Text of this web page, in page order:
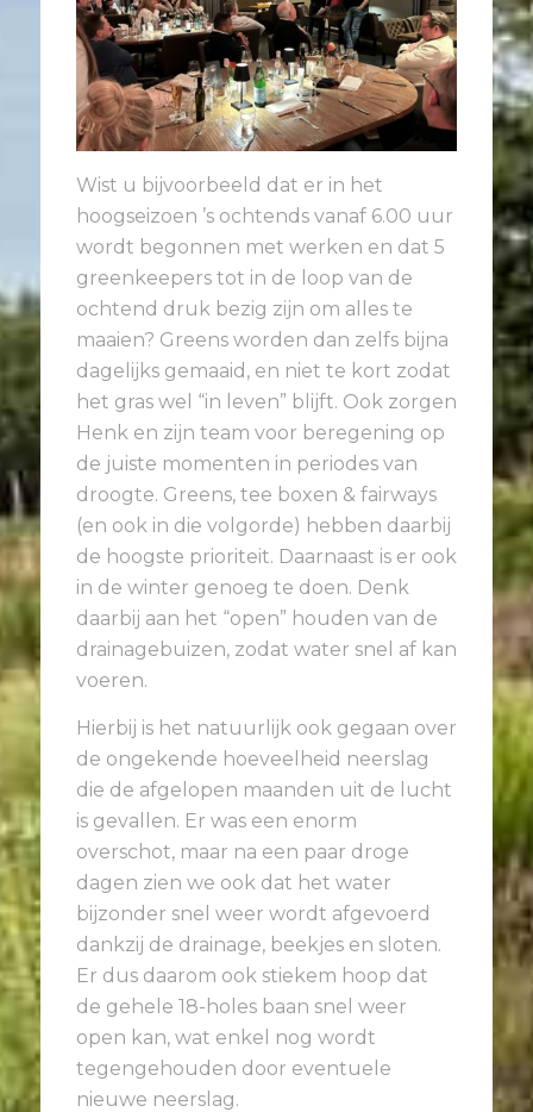
Wist u bijvoorbeeld dat er in het
hoogseizoen ’s ochtends vanaf 6.00 uur
wordt begonnen met werken en dat 5
greenkeepers tot in de loop van de
ochtend druk bezig zijn om alles te
maaien? Greens worden dan zelfs bijna
dagelijks gemaaid, en niet te kort zodat
het gras wel “in leven” blijft. Ook zorgen
Henk en zijn team voor beregening op
de juiste momenten in periodes van
droogte. Greens, tee boxen & fairways
(en ook in die volgorde) hebben daarbij
de hoogste prioriteit. Daarnaast is er ook
in de winter genoeg te doen. Denk
daarbij aan het “open” houden van de
drainagebuizen, zodat water snel af kan
voeren.
Hierbij is het natuurlijk ook gegaan over
de ongekende hoeveelheid neerslag
die de afgelopen maanden uit de lucht
is gevallen. Er was een enorm
overschot, maar na een paar droge
dagen zien we ook dat het water
bijzonder snel weer wordt afgevoerd
dankzij de drainage, beekjes en sloten.
Er dus daarom ook stiekem hoop dat
de gehele 18-holes baan snel weer
open kan, wat enkel nog wordt
tegengehouden door eventuele
nieuwe neerslag.